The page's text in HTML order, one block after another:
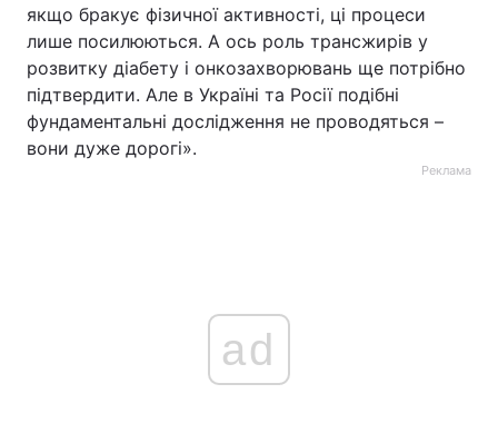
якщо бракує фізичної активності, ці процеси
лише посилюються. А ось роль трансжирів у
розвитку діабету і онкозахворювань ще потрібно
підтвердити. Але в Україні та Росії подібні
фундаментальні дослідження не проводяться –
вони дуже дорогі».
Реклама
ad